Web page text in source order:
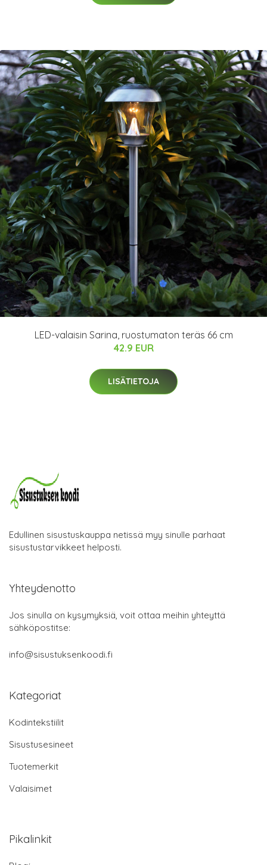
LED-valaisin Sarina, ruostumaton teräs 66 cm
42.9 EUR
LISÄTIETOJA
Edullinen sisustuskauppa netissä myy sinulle parhaat
sisustustarvikkeet helposti.
Yhteydenotto
Jos sinulla on kysymyksiä, voit ottaa meihin yhteyttä
sähköpostitse:
info@sisustuksenkoodi.fi
Kategoriat
Kodintekstiilit
Sisustusesineet
Tuotemerkit
Valaisimet
Pikalinkit